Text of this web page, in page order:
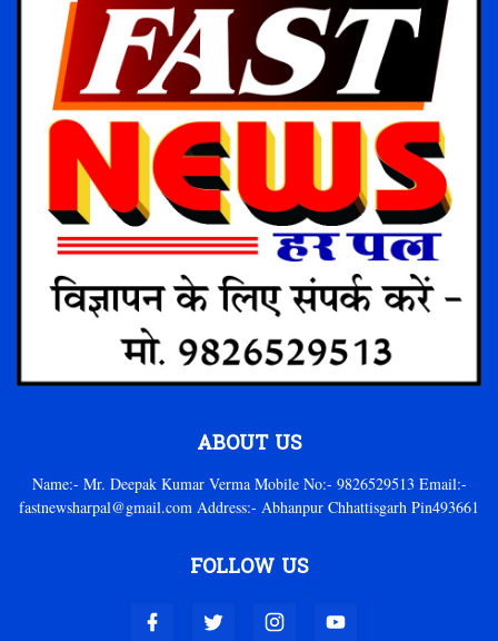
ABOUT US
Name:- Mr. Deepak Kumar Verma Mobile No:- 9826529513 Email:-
fastnewsharpal@gmail.com Address:- Abhanpur Chhattisgarh Pin493661
FOLLOW US